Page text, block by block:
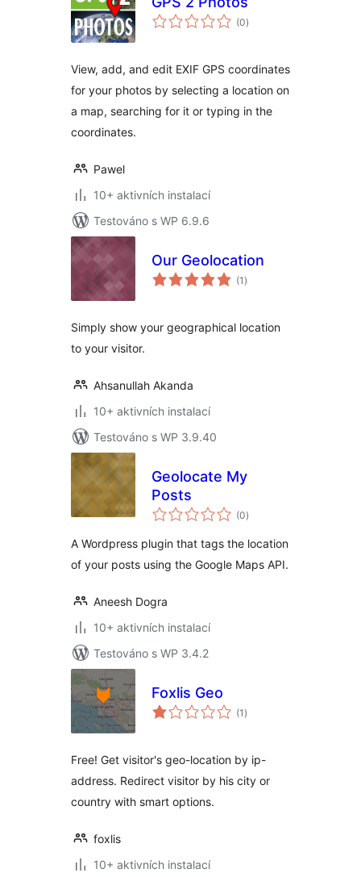
(0celkové
hodnocení
)
View, add, and edit EXIF GPS coordinates
for your photos by selecting a location on
a map, searching for it or typing in the
coordinates.
Pawel
10+ aktivních instalací
Testováno s WP 6.9.6
Our Geolocation
(1 celkové
hodnocení
)
Simply show your geographical location
to your visitor.
Ahsanullah Akanda
10+ aktivních instalací
Testováno s WP 3.9.40
Geolocate My
Posts
(0celkové
hodnocení
)
A Wordpress plugin that tags the location
of your posts using the Google Maps API.
Aneesh Dogra
10+ aktivních instalací
Testováno s WP 3.4.2
Foxlis Geo
(1 celkové
hodnocení
)
Free! Get visitor's geo-location by ip-
address. Redirect visitor by his city or
country with smart options.
foxlis
10+ aktivních instalací